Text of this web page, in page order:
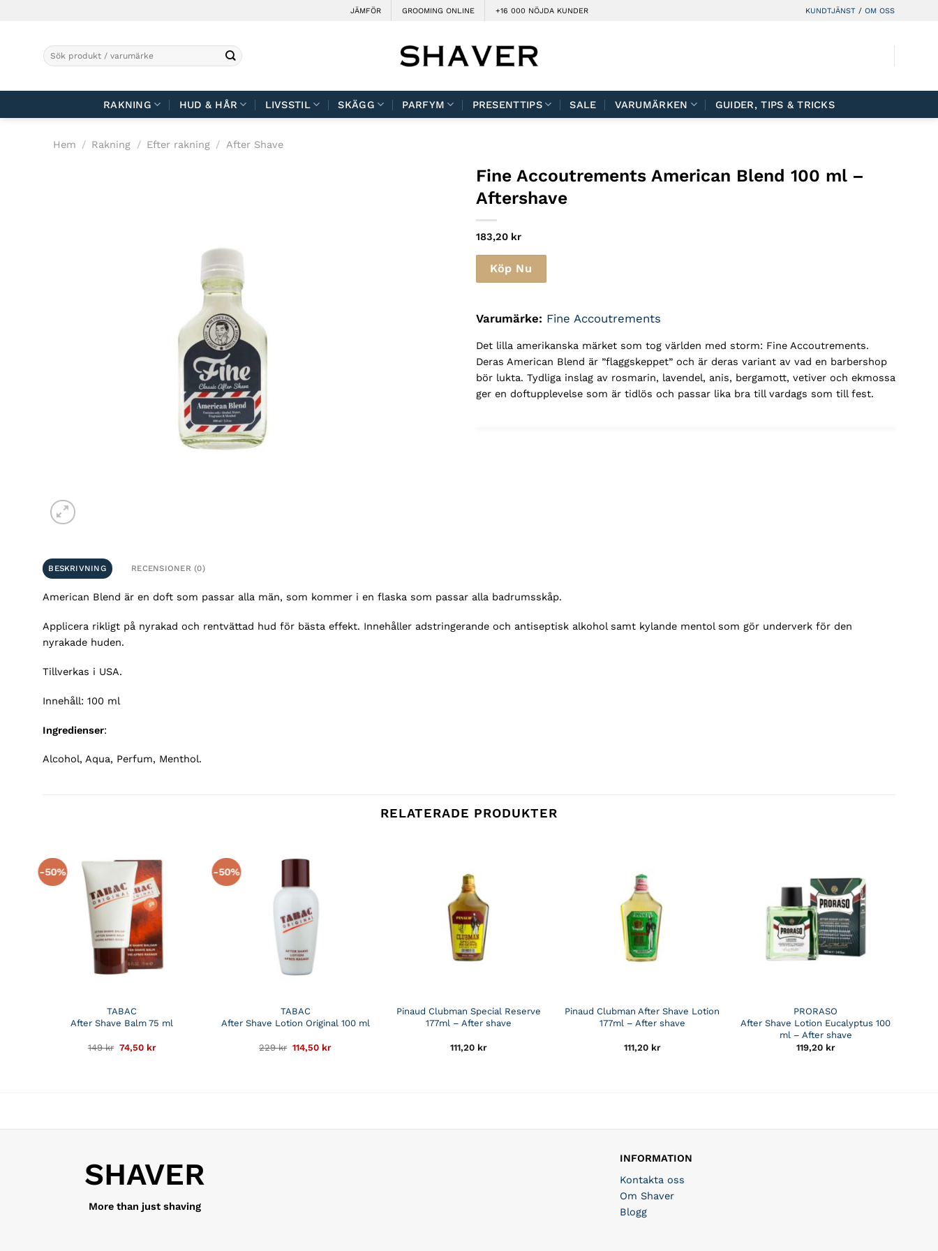
JÄMFÖR GROOMING ONLINE +16 000 NÖJDA KUNDER KUNDTJÄNST / OM OSS
Sök
efter:
RAKNING HUD & HÅR LIVSSTIL SKÄGG PARFYM PRESENTTIPS SALE VARUMÄRKEN GUIDER, TIPS & TRICKS
Hem / Rakning / Efter rakning / After Shave
Fine Accoutrements American Blend 100 ml –
Aftershave
183,20 kr
Köp Nu
Varumärke: Fine Accoutrements
Det lilla amerikanska märket som tog världen med storm: Fine Accoutrements.
Deras American Blend är ”flaggskeppet” och är deras variant av vad en barbershop
bör lukta. Tydliga inslag av rosmarin, lavendel, anis, bergamott, vetiver och ekmossa
ger en doftupplevelse som är tidlös och passar lika bra till vardags som till fest.
BESKRIVNING RECENSIONER (0)
American Blend är en doft som passar alla män, som kommer i en flaska som passar alla badrumsskåp.
Applicera rikligt på nyrakad och rentvättad hud för bästa effekt. Innehåller adstringerande och antiseptisk alkohol samt kylande mentol som gör underverk för den
nyrakade huden.
Tillverkas i USA.
Innehåll: 100 ml
Ingredienser:
Alcohol, Aqua, Perfum, Menthol.
RELATERADE PRODUKTER
-50%
TABAC
After Shave Balm 75 ml
149kr Det
74,50 krDet
-50%
TABAC
After Shave Lotion Original 100 ml
229kr Det
114,50 krDet
Pinaud Clubman Special Reserve
177ml – After shave
111,20 kr
Pinaud Clubman After Shave Lotion
177ml – After shave
111,20 kr
PRORASO
After Shave Lotion Eucalyptus 100
ml – After shave
119,20 kr
SHAVER
More than just shaving
INFORMATION
Kontakta oss
Om Shaver
Blogg